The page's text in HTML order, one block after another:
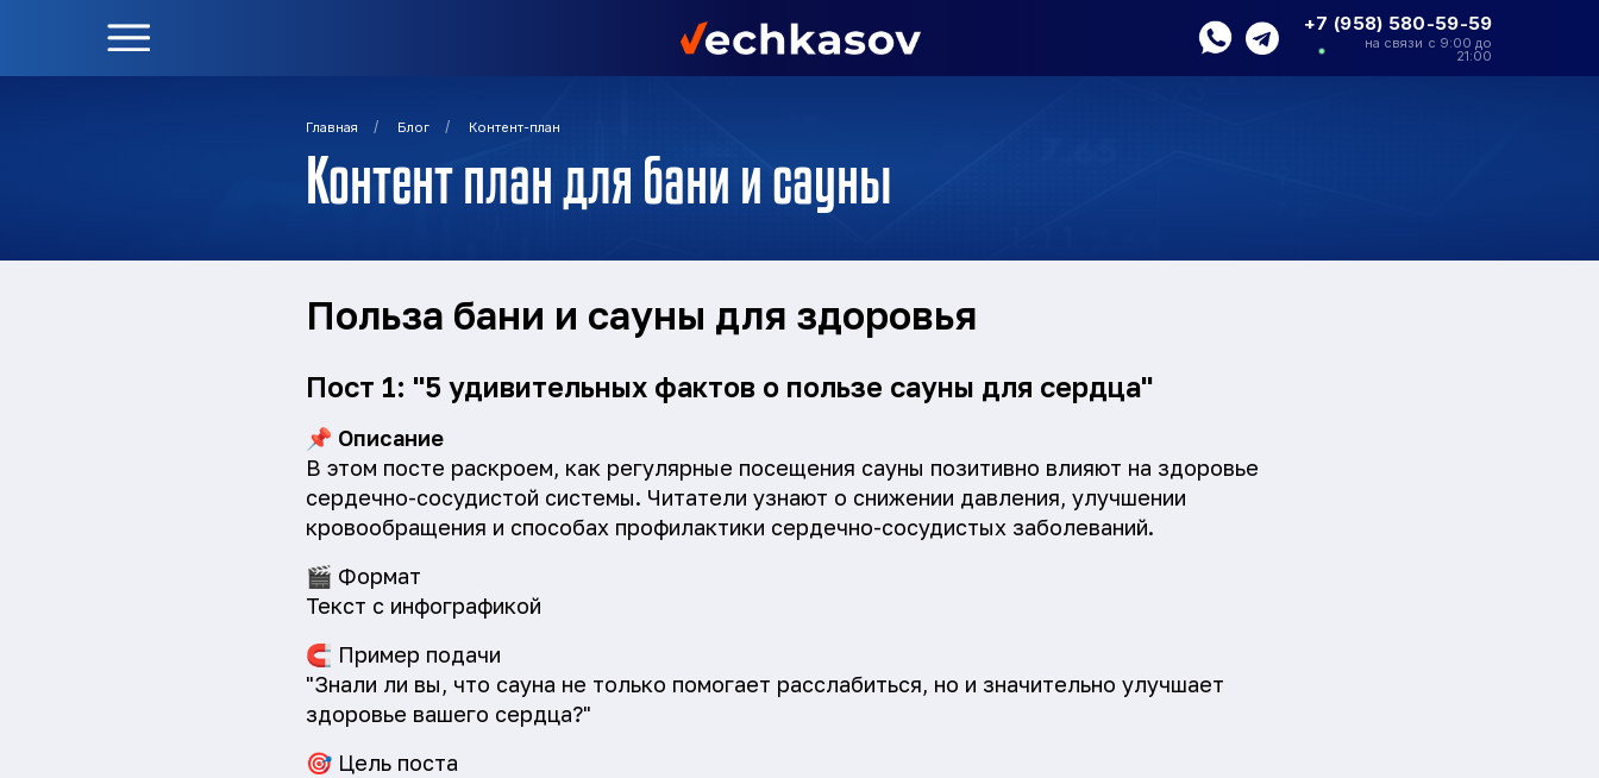
+7 (958) 580-59-59
на связи с 9:00 до
21:00
Главная / Блог / Контент-план
Контент план для бани и сауны
Польза бани и сауны для здоровья
Пост 1: "5 удивительных фактов о пользе сауны для сердца"
📌 Описание
В этом посте раскроем, как регулярные посещения сауны позитивно влияют на здоровье
сердечно-сосудистой системы. Читатели узнают о снижении давления, улучшении
кровообращения и способах профилактики сердечно-сосудистых заболеваний.
🎬 Формат
Текст с инфографикой
🧲 Пример подачи
"Знали ли вы, что сауна не только помогает расслабиться, но и значительно улучшает
здоровье вашего сердца?"
🎯 Цель поста